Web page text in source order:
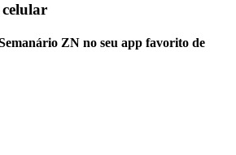
ZN no seu app favorito de